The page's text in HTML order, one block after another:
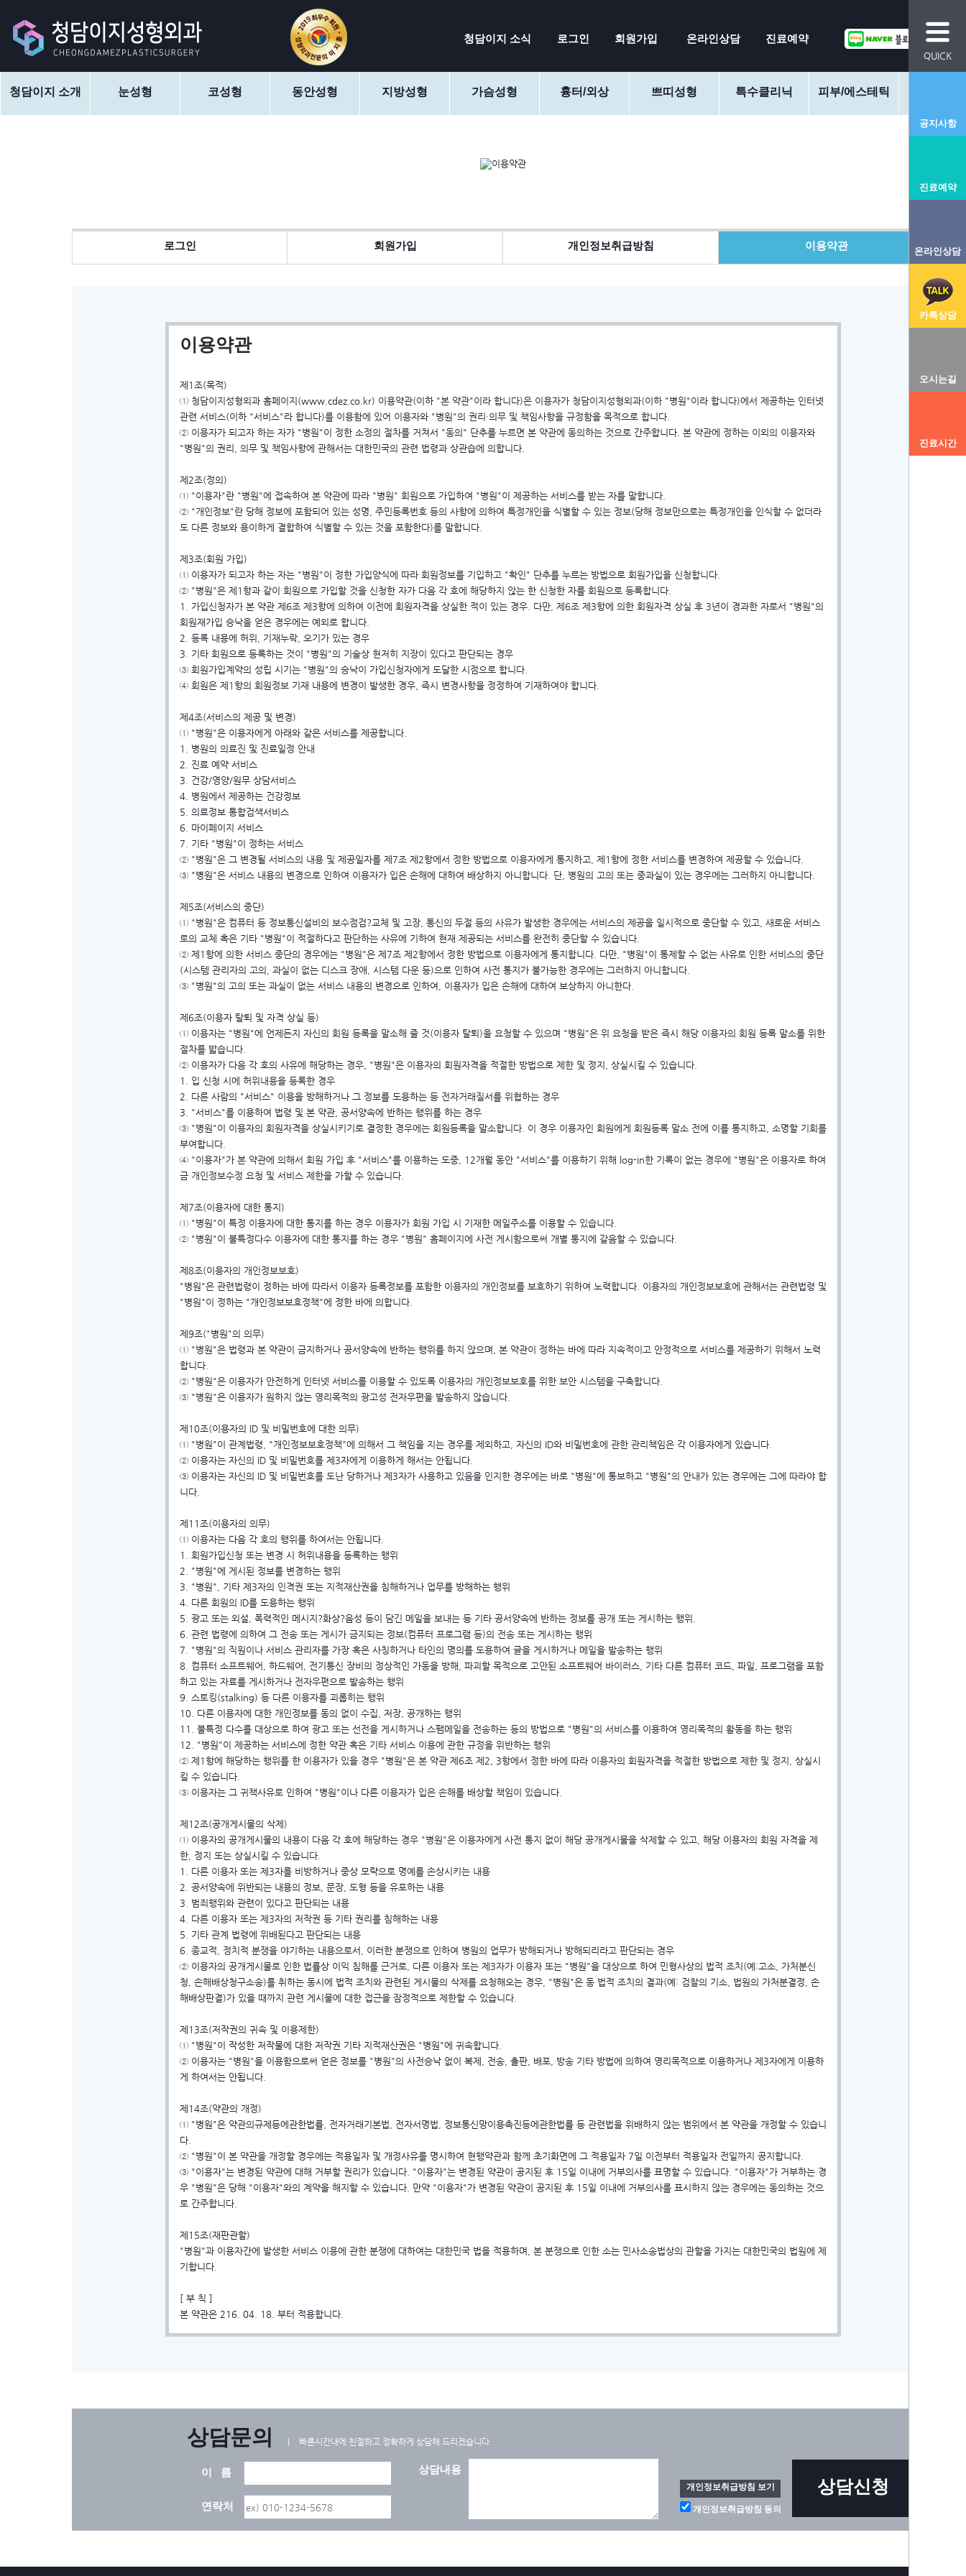
청담이지 소식 로그인 회원가입 온라인상담 진료예약
청담이지 소개 눈성형 코성형 동안성형 지방성형 가슴성형 흉터/외상 쁘띠성형 특수클리닉 피부/에스테틱
로그인 회원가입 개인정보취급방침 이용약관
이용약관
제1조(목적)
① 청담이지성형외과 홈페이지(www.cdez.co.kr) 이용약관(이하 "본 약관"이라 합니다)은 이용자가 청담이지성형외과(이하 "병원"이라 합니다)에서 제공하는 인터넷
관련 서비스(이하 "서비스"라 합니다)를 이용함에 있어 이용자와 "병원"의 권리·의무 및 책임사항을 규정함을 목적으로 합니다.
② 이용자가 되고자 하는 자가 "병원"이 정한 소정의 절차를 거쳐서 "동의" 단추를 누르면 본 약관에 동의하는 것으로 간주합니다. 본 약관에 정하는 이외의 이용자와
"병원"의 권리, 의무 및 책임사항에 관해서는 대한민국의 관련 법령과 상관습에 의합니다.
제2조(정의)
① "이용자"란 "병원"에 접속하여 본 약관에 따라 "병원" 회원으로 가입하여 "병원"이 제공하는 서비스를 받는 자를 말합니다.
② "개인정보"란 당해 정보에 포함되어 있는 성명, 주민등록번호 등의 사항에 의하여 특정개인을 식별할 수 있는 정보(당해 정보만으로는 특정개인을 인식할 수 없더라
도 다른 정보와 용이하게 결합하여 식별할 수 있는 것을 포함한다)를 말합니다.
제3조(회원 가입)
① 이용자가 되고자 하는 자는 "병원"이 정한 가입양식에 따라 회원정보를 기입하고 "확인" 단추를 누르는 방법으로 회원가입을 신청합니다.
② "병원"은 제1항과 같이 회원으로 가입할 것을 신청한 자가 다음 각 호에 해당하지 않는 한 신청한 자를 회원으로 등록합니다.
1. 가입신청자가 본 약관 제6조 제3항에 의하여 이전에 회원자격을 상실한 적이 있는 경우. 다만, 제6조 제3항에 의한 회원자격 상실 후 3년이 경과한 자로서 "병원"의
회원재가입 승낙을 얻은 경우에는 예외로 합니다.
2. 등록 내용에 허위, 기재누락, 오기가 있는 경우
3. 기타 회원으로 등록하는 것이 "병원"의 기술상 현저히 지장이 있다고 판단되는 경우
③ 회원가입계약의 성립 시기는 "병원"의 승낙이 가입신청자에게 도달한 시점으로 합니다.
④ 회원은 제1항의 회원정보 기재 내용에 변경이 발생한 경우, 즉시 변경사항을 정정하여 기재하여야 합니다.
제4조(서비스의 제공 및 변경)
① "병원"은 이용자에게 아래와 같은 서비스를 제공합니다.
1. 병원의 의료진 및 진료일정 안내
2. 진료 예약 서비스
3. 건강/영양/원무 상담서비스
4. 병원에서 제공하는 건강정보
5. 의료정보 통합검색서비스
6. 마이페이지 서비스
7. 기타 "병원"이 정하는 서비스
② "병원"은 그 변경될 서비스의 내용 및 제공일자를 제7조 제2항에서 정한 방법으로 이용자에게 통지하고, 제1항에 정한 서비스를 변경하여 제공할 수 있습니다.
③ "병원"은 서비스 내용의 변경으로 인하여 이용자가 입은 손해에 대하여 배상하지 아니합니다. 단, 병원의 고의 또는 중과실이 있는 경우에는 그러하지 아니합니다.
제5조(서비스의 중단)
① "병원"은 컴퓨터 등 정보통신설비의 보수점검?교체 및 고장, 통신의 두절 등의 사유가 발생한 경우에는 서비스의 제공을 일시적으로 중단할 수 있고, 새로운 서비스
로의 교체 혹은 기타 "병원"이 적절하다고 판단하는 사유에 기하여 현재 제공되는 서비스를 완전히 중단할 수 있습니다.
② 제1항에 의한 서비스 중단의 경우에는 "병원"은 제7조 제2항에서 정한 방법으로 이용자에게 통지합니다. 다만, "병원"이 통제할 수 없는 사유로 인한 서비스의 중단
(시스템 관리자의 고의, 과실이 없는 디스크 장애, 시스템 다운 등)으로 인하여 사전 통지가 불가능한 경우에는 그러하지 아니합니다.
③ "병원"의 고의 또는 과실이 없는 서비스 내용의 변경으로 인하여, 이용자가 입은 손해에 대하여 보상하지 아니한다.
제6조(이용자 탈퇴 및 자격 상실 등)
① 이용자는 "병원"에 언제든지 자신의 회원 등록을 말소해 줄 것(이용자 탈퇴)을 요청할 수 있으며 "병원"은 위 요청을 받은 즉시 해당 이용자의 회원 등록 말소를 위한
절차를 밟습니다.
② 이용자가 다음 각 호의 사유에 해당하는 경우, "병원"은 이용자의 회원자격을 적절한 방법으로 제한 및 정지, 상실시킬 수 있습니다.
1. 입 신청 시에 허위내용을 등록한 경우
2. 다른 사람의 "서비스" 이용을 방해하거나 그 정보를 도용하는 등 전자거래질서를 위협하는 경우
3. "서비스"를 이용하여 법령 및 본 약관, 공서양속에 반하는 행위를 하는 경우
③ "병원"이 이용자의 회원자격을 상실시키기로 결정한 경우에는 회원등록을 말소합니다. 이 경우 이용자인 회원에게 회원등록 말소 전에 이를 통지하고, 소명할 기회를
부여합니다.
④ "이용자"가 본 약관에 의해서 회원 가입 후 "서비스"를 이용하는 도중, 12개월 동안 "서비스"를 이용하기 위해 log-in한 기록이 없는 경우에 "병원"은 이용자로 하여
금 개인정보수정 요청 및 서비스 제한을 가할 수 있습니다.
제7조(이용자에 대한 통지)
① "병원"이 특정 이용자에 대한 통지를 하는 경우 이용자가 회원 가입 시 기재한 메일주소를 이용할 수 있습니다.
② "병원"이 불특정다수 이용자에 대한 통지를 하는 경우 "병원" 홈페이지에 사전 게시함으로써 개별 통지에 갈음할 수 있습니다.
제8조(이용자의 개인정보보호)
"병원"은 관련법령이 정하는 바에 따라서 이용자 등록정보를 포함한 이용자의 개인정보를 보호하기 위하여 노력합니다. 이용자의 개인정보보호에 관해서는 관련법령 및
"병원"이 정하는 "개인정보보호정책"에 정한 바에 의합니다.
제9조("병원"의 의무)
① "병원"은 법령과 본 약관이 금지하거나 공서양속에 반하는 행위를 하지 않으며, 본 약관이 정하는 바에 따라 지속적이고 안정적으로 서비스를 제공하기 위해서 노력
합니다.
② "병원"은 이용자가 안전하게 인터넷 서비스를 이용할 수 있도록 이용자의 개인정보보호를 위한 보안 시스템을 구축합니다.
③ "병원"은 이용자가 원하지 않는 영리목적의 광고성 전자우편을 발송하지 않습니다.
제10조(이용자의 ID 및 비밀번호에 대한 의무)
① "병원"이 관계법령, "개인정보보호정책"에 의해서 그 책임을 지는 경우를 제외하고, 자신의 ID와 비밀번호에 관한 관리책임은 각 이용자에게 있습니다.
② 이용자는 자신의 ID 및 비밀번호를 제3자에게 이용하게 해서는 안됩니다.
③ 이용자는 자신의 ID 및 비밀번호를 도난 당하거나 제3자가 사용하고 있음을 인지한 경우에는 바로 "병원"에 통보하고 "병원"의 안내가 있는 경우에는 그에 따라야 합
니다.
제11조(이용자의 의무)
① 이용자는 다음 각 호의 행위를 하여서는 안됩니다.
1. 회원가입신청 또는 변경 시 허위내용을 등록하는 행위
2. "병원"에 게시된 정보를 변경하는 행위
3. "병원", 기타 제3자의 인격권 또는 지적재산권을 침해하거나 업무를 방해하는 행위
4. 다른 회원의 ID를 도용하는 행위
5. 광고 또는 외설, 폭력적인 메시지?화상?음성 등이 담긴 메일을 보내는 등 기타 공서양속에 반하는 정보를 공개 또는 게시하는 행위.
6. 관련 법령에 의하여 그 전송 또는 게시가 금지되는 정보(컴퓨터 프로그램 등)의 전송 또는 게시하는 행위
7. "병원"의 직원이나 서비스 관리자를 가장 혹은 사칭하거나 타인의 명의를 도용하여 글을 게시하거나 메일을 발송하는 행위
8. 컴퓨터 소프트웨어, 하드웨어, 전기통신 장비의 정상적인 가동을 방해, 파괴할 목적으로 고안된 소프트웨어 바이러스, 기타 다른 컴퓨터 코드, 파일, 프로그램을 포함
하고 있는 자료를 게시하거나 전자우편으로 발송하는 행위
9. 스토킹(stalking) 등 다른 이용자를 괴롭히는 행위
10. 다른 이용자에 대한 개인정보를 동의 없이 수집, 저장, 공개하는 행위
11. 불특정 다수를 대상으로 하여 광고 또는 선전을 게시하거나 스팸메일을 전송하는 등의 방법으로 "병원"의 서비스를 이용하여 영리목적의 활동을 하는 행위
12. "병원"이 제공하는 서비스에 정한 약관 혹은 기타 서비스 이용에 관한 규정을 위반하는 행위
② 제1항에 해당하는 행위를 한 이용자가 있을 경우 "병원"은 본 약관 제6조 제2, 3항에서 정한 바에 따라 이용자의 회원자격을 적절한 방법으로 제한 및 정지, 상실시
킬 수 있습니다.
③ 이용자는 그 귀책사유로 인하여 "병원"이나 다른 이용자가 입은 손해를 배상할 책임이 있습니다.
제12조(공개게시물의 삭제)
① 이용자의 공개게시물의 내용이 다음 각 호에 해당하는 경우 "병원"은 이용자에게 사전 통지 없이 해당 공개게시물을 삭제할 수 있고, 해당 이용자의 회원 자격을 제
한, 정지 또는 상실시킬 수 있습니다.
1. 다른 이용자 또는 제3자를 비방하거나 중상 모략으로 명예를 손상시키는 내용
2. 공서양속에 위반되는 내용의 정보, 문장, 도형 등을 유포하는 내용
3. 범죄행위와 관련이 있다고 판단되는 내용
4. 다른 이용자 또는 제3자의 저작권 등 기타 권리를 침해하는 내용
5. 기타 관계 법령에 위배된다고 판단되는 내용
6. 종교적, 정치적 분쟁을 야기하는 내용으로서, 이러한 분쟁으로 인하여 병원의 업무가 방해되거나 방해되리라고 판단되는 경우
② 이용자의 공개게시물로 인한 법률상 이익 침해를 근거로, 다른 이용자 또는 제3자가 이용자 또는 "병원"을 대상으로 하여 민형사상의 법적 조치(예:고소, 가처분신
청, 손해배상청구소송)를 취하는 동시에 법적 조치와 관련된 게시물의 삭제를 요청해오는 경우, "병원"은 동 법적 조치의 결과(예: 검찰의 기소, 법원의 가처분결정, 손
해배상판결)가 있을 때까지 관련 게시물에 대한 접근을 잠정적으로 제한할 수 있습니다.
제13조(저작권의 귀속 및 이용제한)
① "병원"이 작성한 저작물에 대한 저작권 기타 지적재산권은 "병원"에 귀속합니다.
② 이용자는 "병원"을 이용함으로써 얻은 정보를 "병원"의 사전승낙 없이 복제, 전송, 출판, 배포, 방송 기타 방법에 의하여 영리목적으로 이용하거나 제3자에게 이용하
게 하여서는 안됩니다.
제14조(약관의 개정)
① "병원"은 약관의규제등에관한법률, 전자거래기본법, 전자서명법, 정보통신망이용촉진등에관한법률 등 관련법을 위배하지 않는 범위에서 본 약관을 개정할 수 있습니
다.
② "병원"이 본 약관을 개정할 경우에는 적용일자 및 개정사유를 명시하여 현행약관과 함께 초기화면에 그 적용일자 7일 이전부터 적용일자 전일까지 공지합니다.
③ "이용자"는 변경된 약관에 대해 거부할 권리가 있습니다. "이용자"는 변경된 약관이 공지된 후 15일 이내에 거부의사를 표명할 수 있습니다. "이용자"가 거부하는 경
우 "병원"은 당해 "이용자"와의 계약을 해지할 수 있습니다. 만약 "이용자"가 변경된 약관이 공지된 후 15일 이내에 거부의사를 표시하지 않는 경우에는 동의하는 것으
로 간주합니다.
제15조(재판관할)
"병원"과 이용자간에 발생한 서비스 이용에 관한 분쟁에 대하여는 대한민국 법을 적용하며, 본 분쟁으로 인한 소는 민사소송법상의 관할을 가지는 대한민국의 법원에 제
기합니다.
[ 부 칙 ]
본 약관은 216. 04. 18. 부터 적용합니다.
상담문의 ㅣ 빠른시간내에 친절하고 정확하게 상담해 드리겠습니다.
이 름
연락처
상담내용
개인정보취급방침 보기
개인정보취급방침 동의
상담신청
QUICK
공지사항
진료예약
온라인상담
카톡상담
오시는길
진료시간